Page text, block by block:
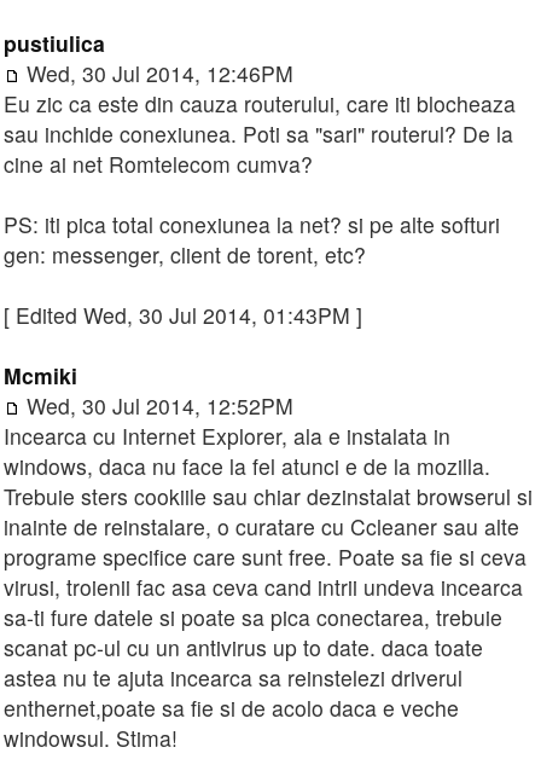
pustiulica
Wed, 30 Jul 2014, 12:46PM
Eu zic ca este din cauza routerului, care iti blocheaza
sau inchide conexiunea. Poti sa "sari" routerul? De la
cine ai net Romtelecom cumva?
PS: iti pica total conexiunea la net? si pe alte softuri
gen: messenger, client de torent, etc?
[ Edited Wed, 30 Jul 2014, 01:43PM ]
Mcmiki
Wed, 30 Jul 2014, 12:52PM
Incearca cu Internet Explorer, ala e instalata in
windows, daca nu face la fel atunci e de la mozilla.
Trebuie sters cookiile sau chiar dezinstalat browserul si
inainte de reinstalare, o curatare cu Ccleaner sau alte
programe specifice care sunt free. Poate sa fie si ceva
virusi, troienii fac asa ceva cand intrii undeva incearca
sa-ti fure datele si poate sa pica conectarea, trebuie
scanat pc-ul cu un antivirus up to date. daca toate
astea nu te ajuta incearca sa reinstelezi driverul
enthernet,poate sa fie si de acolo daca e veche
windowsul. Stima!